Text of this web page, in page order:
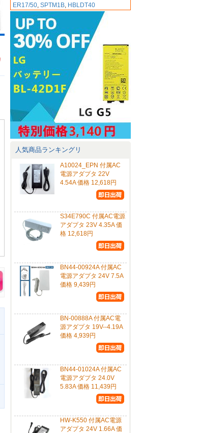
ER17/50,SPTM1B, HBLDT40
人気商品ランキングリ
A10024_EPN 付属AC
電源アダプタ 22V
4.54A 価格 12,618円
S34E790C 付属AC電源
アダプタ 23V 4.35A 価
格 12,618円
BN44-00924A 付属AC
電源アダプタ 24V 7.5A
価格 9,439円
BN-00888A 付属AC電
源アダプタ 19V--4.19A
価格 4,939円
BN44-01024A 付属AC
電源アダプタ 24.0V
5.83A 価格 11,439円
HW-K550 付属AC電源
アダプタ 24V 1.66A 価